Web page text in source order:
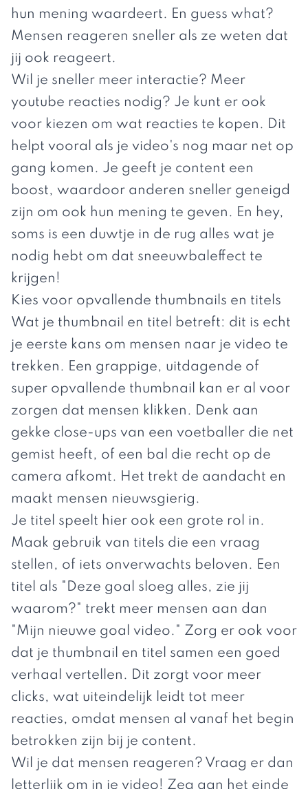
hun mening waardeert. En guess what?
Mensen reageren sneller als ze weten dat
jij ook reageert.
Wil je sneller meer interactie? Meer
youtube reacties nodig? Je kunt er ook
voor kiezen om wat reacties te kopen. Dit
helpt vooral als je video's nog maar net op
gang komen. Je geeft je content een
boost, waardoor anderen sneller geneigd
zijn om ook hun mening te geven. En hey,
soms is een duwtje in de rug alles wat je
nodig hebt om dat sneeuwbaleffect te
krijgen!
Kies voor opvallende thumbnails en titels
Wat je thumbnail en titel betreft: dit is echt
je eerste kans om mensen naar je video te
trekken. Een grappige, uitdagende of
super opvallende thumbnail kan er al voor
zorgen dat mensen klikken. Denk aan
gekke close-ups van een voetballer die net
gemist heeft, of een bal die recht op de
camera afkomt. Het trekt de aandacht en
maakt mensen nieuwsgierig.
Je titel speelt hier ook een grote rol in.
Maak gebruik van titels die een vraag
stellen, of iets onverwachts beloven. Een
titel als "Deze goal sloeg alles, zie jij
waarom?" trekt meer mensen aan dan
"Mijn nieuwe goal video." Zorg er ook voor
dat je thumbnail en titel samen een goed
verhaal vertellen. Dit zorgt voor meer
clicks, wat uiteindelijk leidt tot meer
reacties, omdat mensen al vanaf het begin
betrokken zijn bij je content.
Wil je dat mensen reageren? Vraag er dan
letterlijk om in je video! Zeg aan het einde